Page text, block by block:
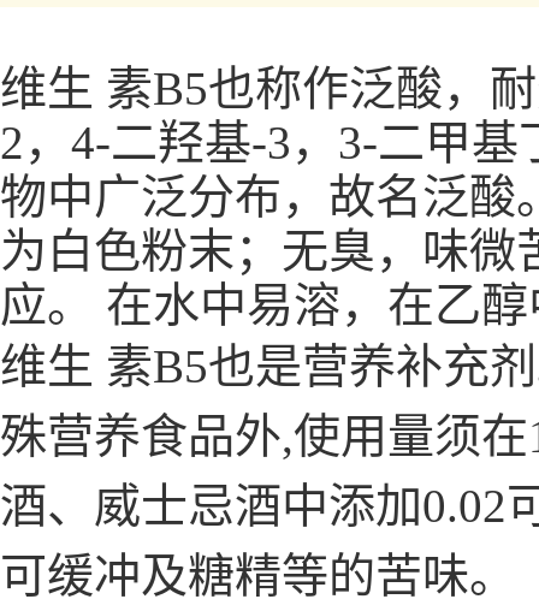
维生 素B5也称作泛酸，
2，4-二羟基-3，3-二甲
物中广泛分布，故名泛酸
为白色粉末；无臭，味
应。 在水中易溶，在乙
维生 素B5也是营养补充
殊营养食品外,使用量须
酒、威士忌酒中添加0.02
可缓冲及糖精等的苦味。